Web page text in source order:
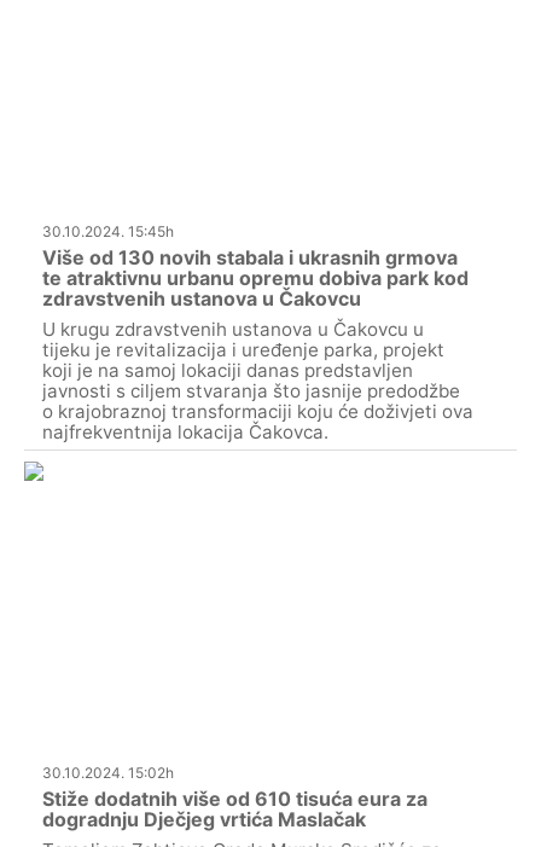
30.10.2024. 15:45h
Više od 130 novih stabala i ukrasnih grmova
te atraktivnu urbanu opremu dobiva park kod
zdravstvenih ustanova u Čakovcu
U krugu zdravstvenih ustanova u Čakovcu u
tijeku je revitalizacija i uređenje parka, projekt
koji je na samoj lokaciji danas predstavljen
javnosti s ciljem stvaranja što jasnije predodžbe
o krajobraznoj transformaciji koju će doživjeti ova
najfrekventnija lokacija Čakovca.
30.10.2024. 15:02h
Stiže dodatnih više od 610 tisuća eura za
dogradnju Dječjeg vrtića Maslačak